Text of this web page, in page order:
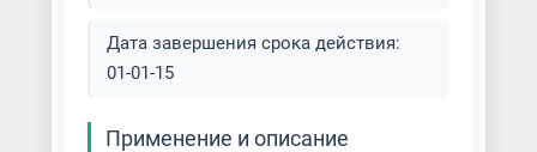
Дата завершения срока действия:
01-01-15
Применение и описание